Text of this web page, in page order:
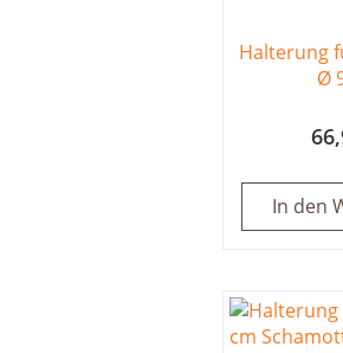
Halterung
Ø
In den